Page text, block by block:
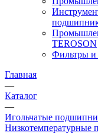
TEROSON
Фильтры и
Главная
—
Каталог
—
Игольчатые
Низкотемпературные